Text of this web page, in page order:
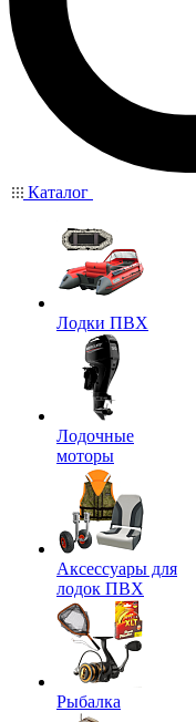
Каталог
Лодки ПВХ
Лодочные
моторы
Аксессуары для
лодок ПВХ
Рыбалка